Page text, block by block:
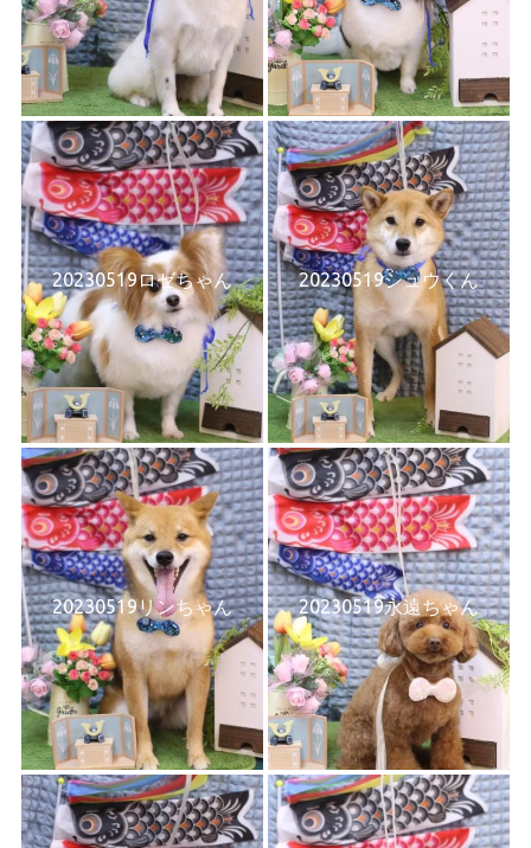
20230519ロゼちゃん 20230519シュウくん
20230519リンちゃん 20230519永遠ちゃん